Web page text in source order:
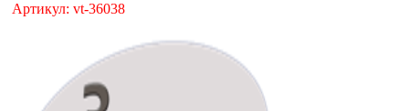
Артикул: vt-36038